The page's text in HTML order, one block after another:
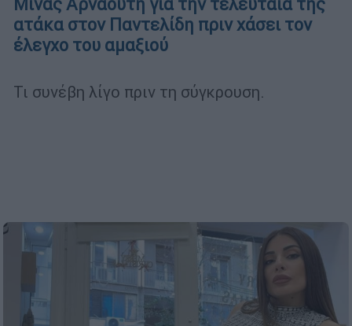
Μίνας Αρναούτη για την τελευταία της
ατάκα στον Παντελίδη πριν χάσει τον
έλεγχο του αμαξιού
Τι συνέβη λίγο πριν τη σύγκρουση.